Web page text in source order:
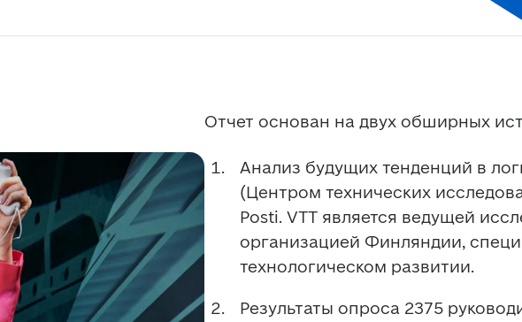
Отчет основан на двух обширных
Анализ будущих тенденций в
(Центром технических
Posti. VTT является ведущей
организацией Финляндии,
технологическом развитии.
Результаты опроса 2375